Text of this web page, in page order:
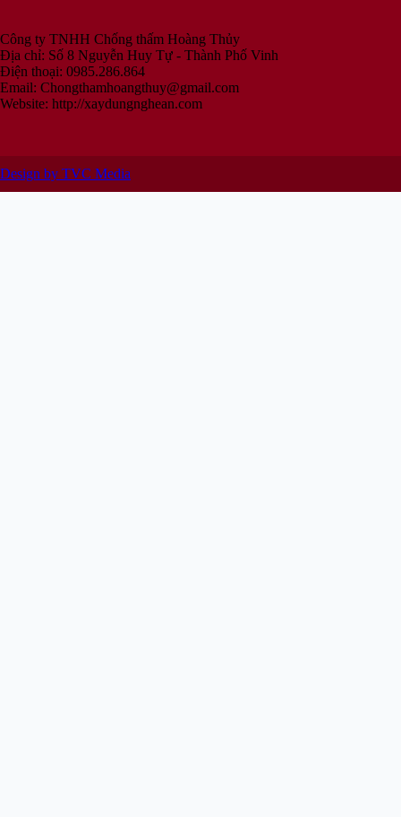
Công ty TNHH Chống thấm Hoàng Thủy
Địa chỉ: Số 8 Nguyễn Huy Tự - Thành Phố Vinh
Điện thoại: 0985.286.864
Email: Chongthamhoangthuy@gmail.com
Website: http://xaydungnghean.com
Design by TVC Media